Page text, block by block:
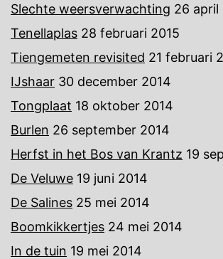
Slechte weersverwachting 26 april
Tenellaplas 28 februari 2015
Tiengemeten revisited 21 februari
IJshaar 30 december 2014
Tongplaat 18 oktober 2014
Burlen 26 september 2014
Herfst in het Bos van Krantz 19
De Veluwe 19 juni 2014
De Salines 25 mei 2014
Boomkikkertjes 24 mei 2014
In de tuin 19 mei 2014